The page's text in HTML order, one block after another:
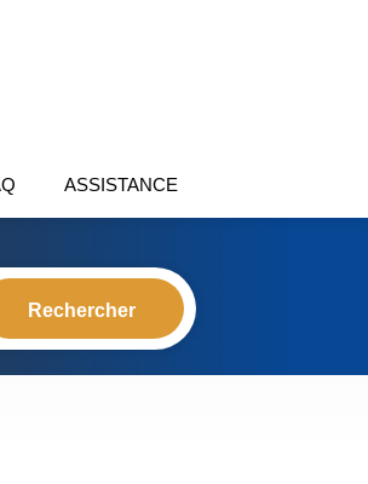
ASSISTANCE